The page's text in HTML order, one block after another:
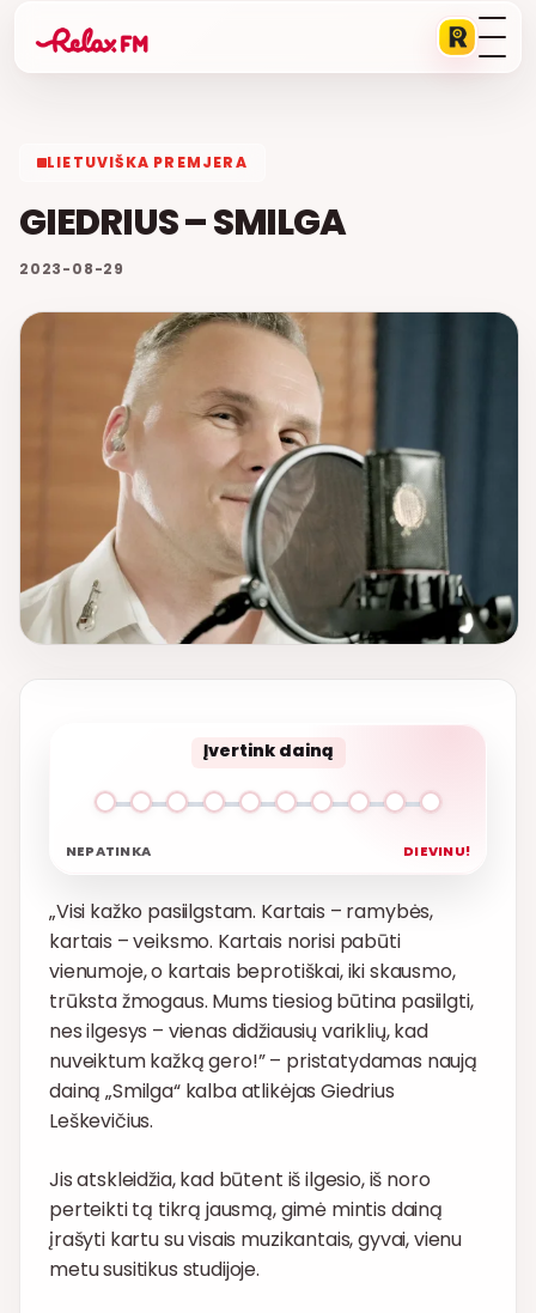
LIETUVIŠKA PREMJERA
GIEDRIUS – SMILGA
2023-08-29
Įvertink dainą
NEPATINKA DIEVINU!
„Visi kažko pasiilgstam. Kartais – ramybės,
kartais – veiksmo. Kartais norisi pabūti
vienumoje, o kartais beprotiškai, iki skausmo,
trūksta žmogaus. Mums tiesiog būtina pasiilgti,
nes ilgesys – vienas didžiausių variklių, kad
nuveiktum kažką gero!” – pristatydamas naują
dainą „Smilga“ kalba atlikėjas Giedrius
Leškevičius.
Jis atskleidžia, kad būtent iš ilgesio, iš noro
perteikti tą tikrą jausmą, gimė mintis dainą
įrašyti kartu su visais muzikantais, gyvai, vienu
metu susitikus studijoje.